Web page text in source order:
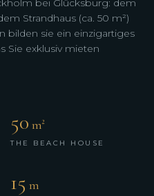
bei Glücksburg: dem
Strandhaus (ca. 50 m²)
bilden sie ein einzigartiges
Sie exklusiv mieten
50 m²
THE BEACH HOUSE
15 m